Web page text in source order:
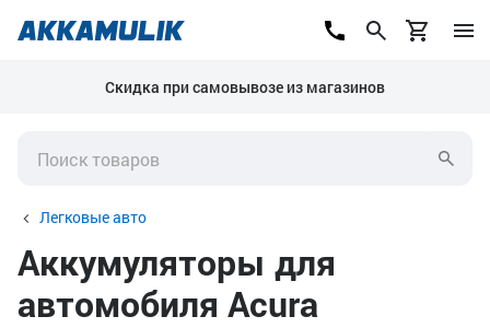
Скидка при самовывозе из магазинов
Легковые авто
Аккумуляторы для
автомобиля Acura